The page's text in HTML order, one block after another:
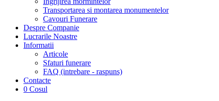
Transportarea si montarea monumentelor
Cavouri Funerare
Despre Companie
Lucrarile Noastre
Informatii
Articole
Sfaturi funerare
FAQ (intrebare - raspuns)
Contacte
0 Cosul